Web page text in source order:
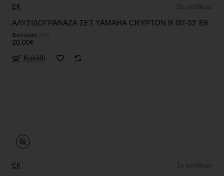
EK Σε απόθεμα
ΑΛΥΣΙΔΟΓΡΑΝΑΖΑ ΣΕΤ YAMAHA CRYPTON R 00'-03' EK
Έκπτωση-13%
20,00€
Καλάθι
EK Σε απόθεμα